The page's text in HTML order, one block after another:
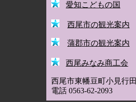
愛知こどもの国
西尾市の観光案内
蒲郡市の観光案内
西尾みなみ商工会
西尾市東幡豆町小見行田
電話 0563-62-2093